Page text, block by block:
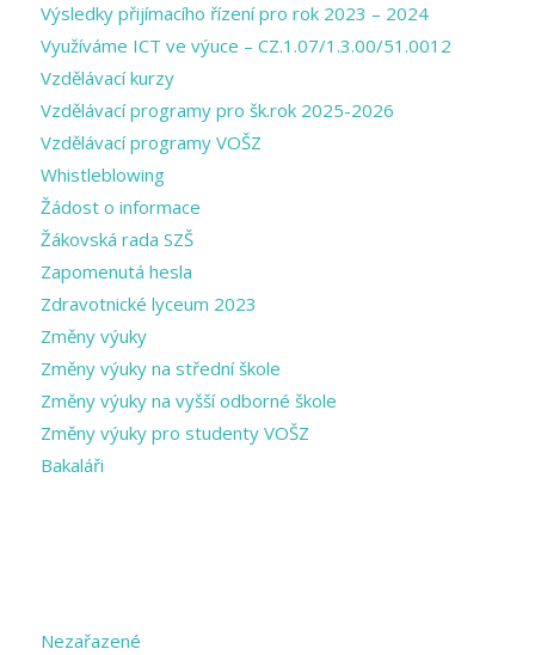
Výsledky přijímacího řízení pro rok 2023 – 2024
Využíváme ICT ve výuce – CZ.1.07/1.3.00/51.0012
Vzdělávací kurzy
Vzdělávací programy pro šk.rok 2025-2026
Vzdělávací programy VOŠZ
Whistleblowing
Žádost o informace
Žákovská rada SZŠ
Zapomenutá hesla
Zdravotnické lyceum 2023
Změny výuky
Změny výuky na střední škole
Změny výuky na vyšší odborné škole
Změny výuky pro studenty VOŠZ
Bakaláři
Nezařazené